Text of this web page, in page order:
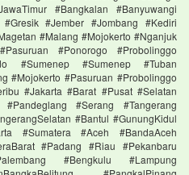
#Bangkalan #Banyuwangi
#Jember #Jombang #Kediri
#Malang #Mojokerto #Nganjuk
#Ponorogo #Probolinggo
#Sumenep #Sumenep #Tuban
#Mojokerto #Pasuruan #Probolinggo
#Jakarta #Barat #Pusat #Selatan
#Serang #Tangerang
#Bantul #GunungKidul
#Sumatera #Aceh #BandaAceh
#Padang #Riau #Pekanbaru
#Bengkulu #Lampung